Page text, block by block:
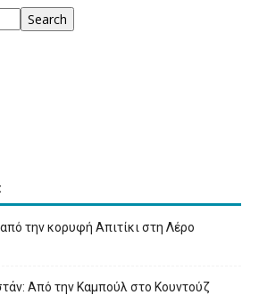
Search
την κορυφή Απιτίκι στη Λέρο
Από την Καμπούλ στο Κουντούζ